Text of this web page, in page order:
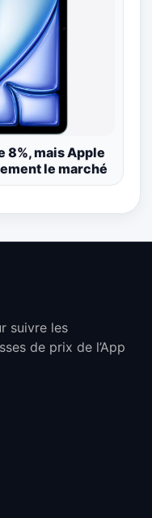
8%, mais Apple
le marché
suivre les
de prix de l’App